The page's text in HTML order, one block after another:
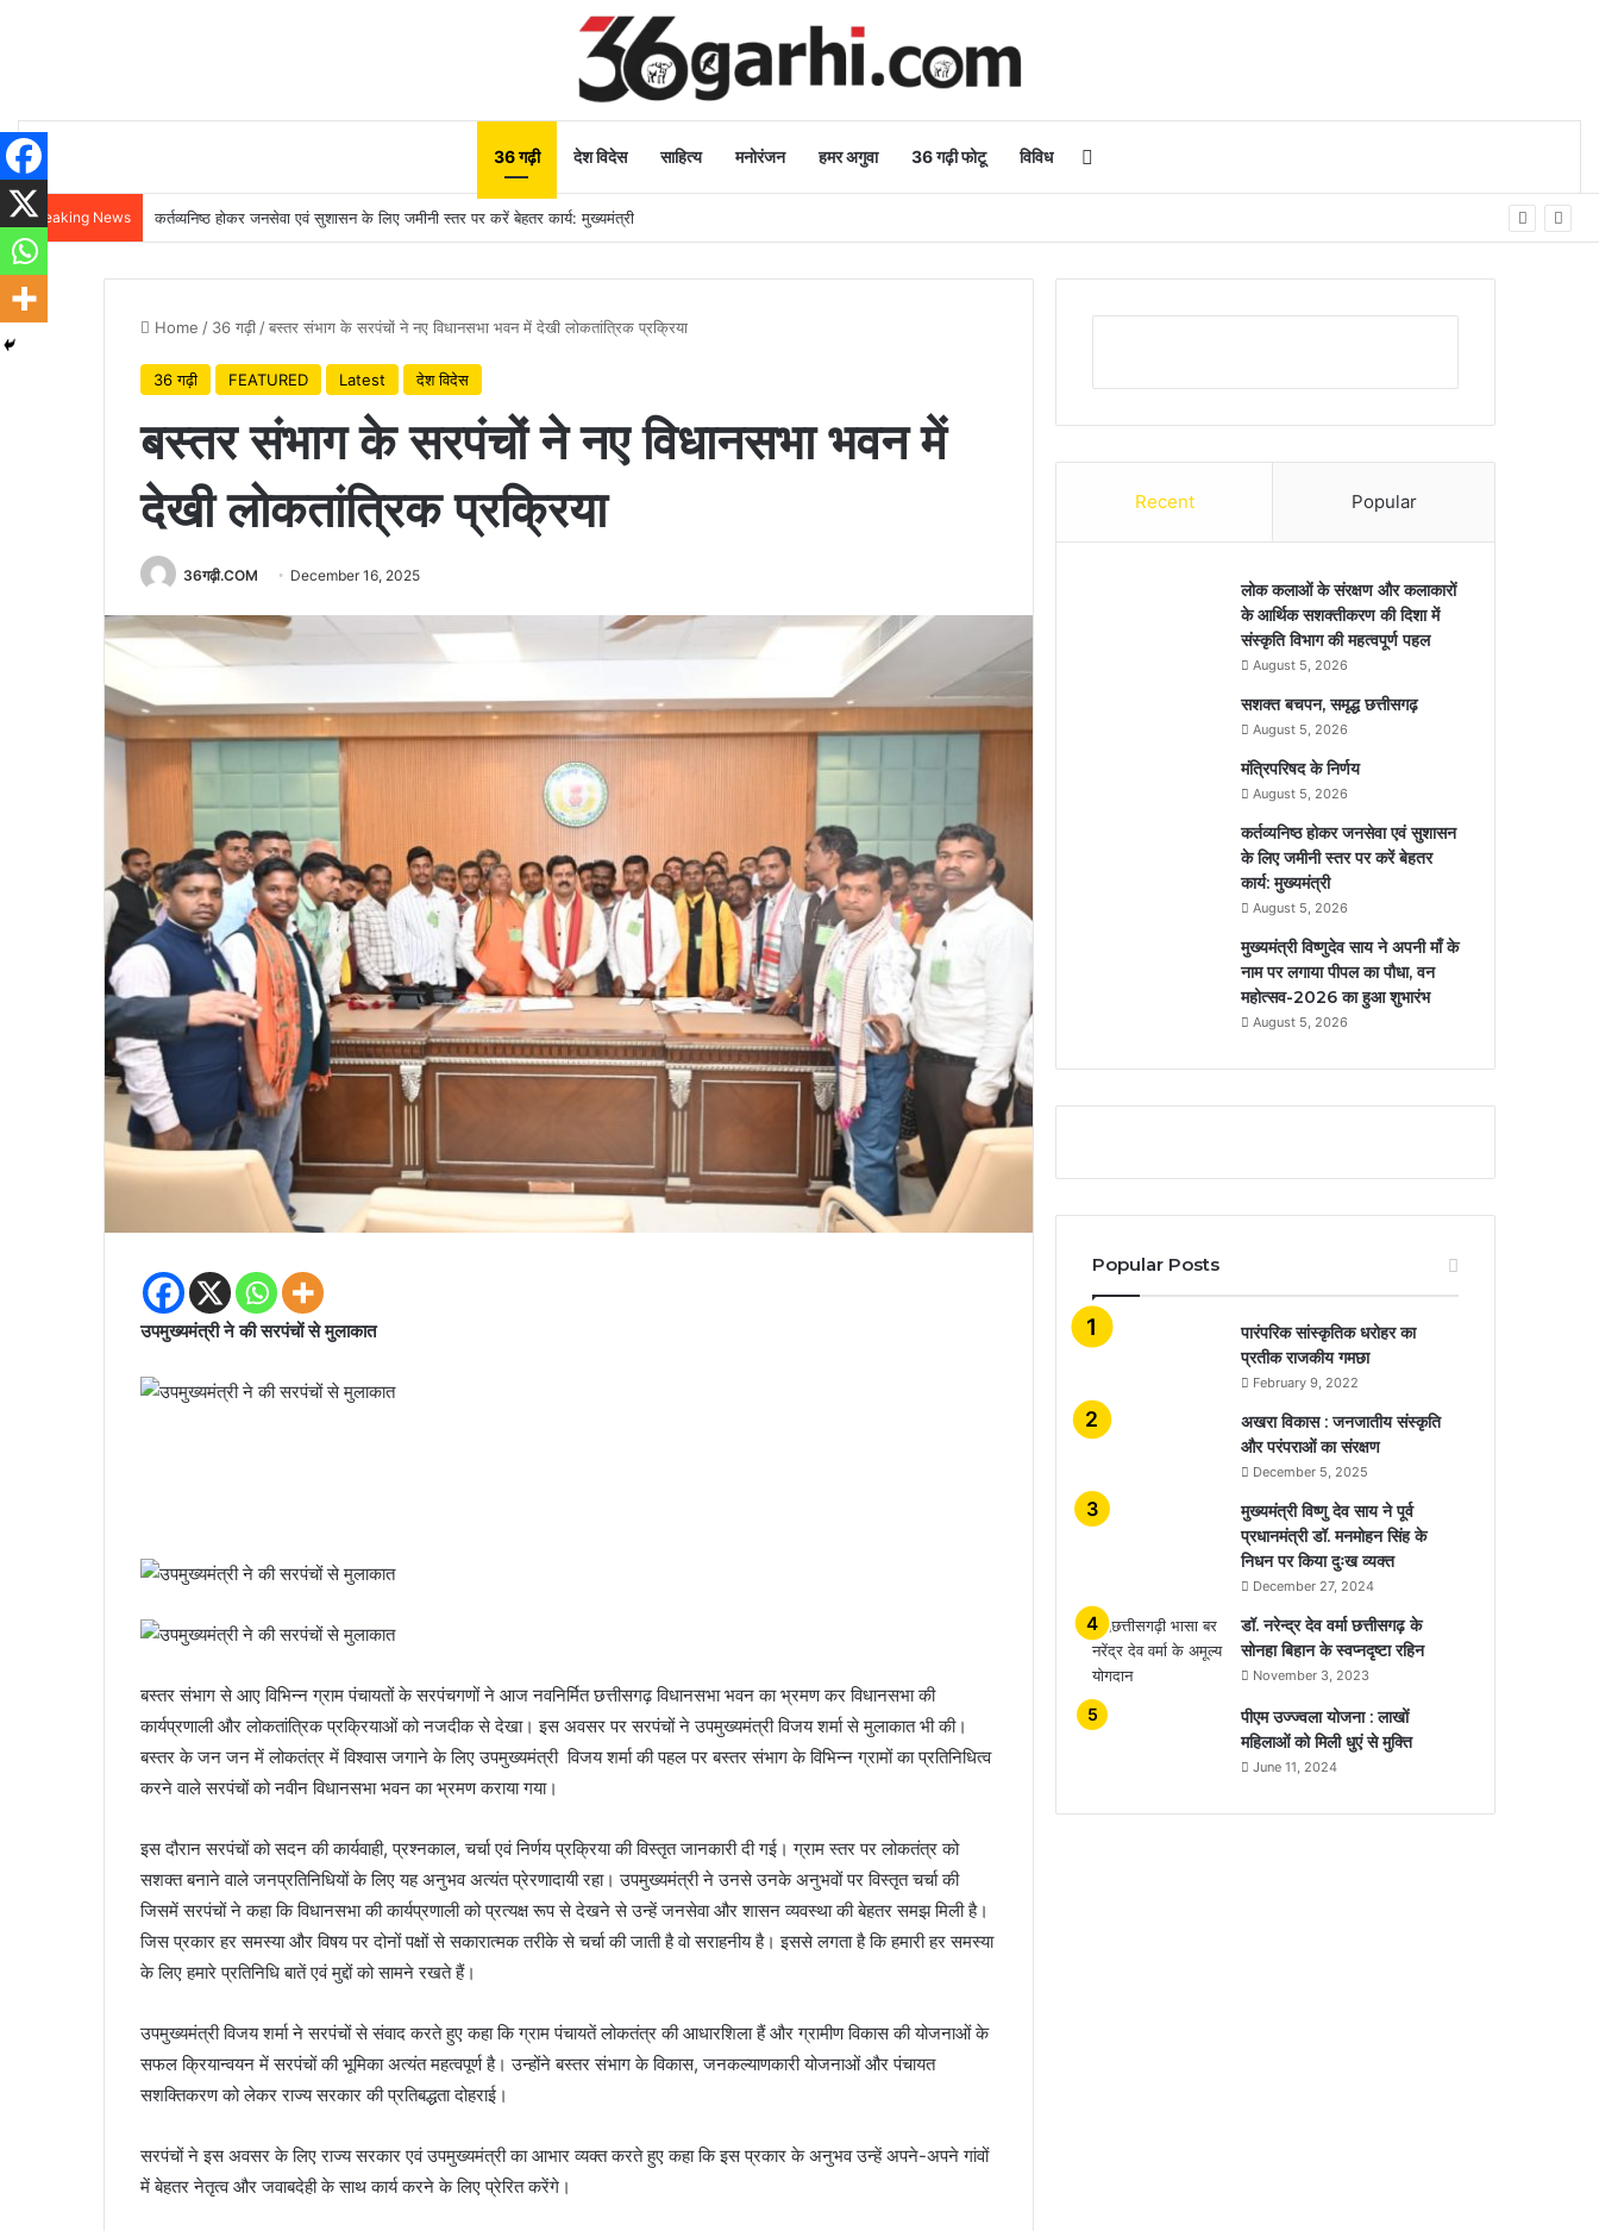
36 गढ़ी देश विदेस साहित्य मनोरंजन हमर अगुवा 36 गढ़ी फोटू विविध
Breaking News कर्तव्यनिष्ठ होकर जनसेवा एवं सुशासन के लिए जमीनी स्तर पर करें बेहतर कार्य: मुख्यमंत्री
Home / 36 गढ़ी /बस्तर संभाग के सरपंचों ने नए विधानसभा भवन में देखी लोकतांत्रिक प्रक्रिया
36 गढ़ी FEATURED Latest देश विदेस
बस्तर संभाग के सरपंचों ने नए विधानसभा भवन में
देखी लोकतांत्रिक प्रक्रिया
36गढ़ी.COM December 16, 2025
उपमुख्यमंत्री ने की सरपंचों से मुलाकात
बस्तर संभाग से आए विभिन्न ग्राम पंचायतों के सरपंचगणों ने आज नवनिर्मित छत्तीसगढ़ विधानसभा भवन का भ्रमण कर विधानसभा की
कार्यप्रणाली और लोकतांत्रिक प्रक्रियाओं को नजदीक से देखा। इस अवसर पर सरपंचों ने उपमुख्यमंत्री विजय शर्मा से मुलाकात भी की।
बस्तर के जन जन में लोकतंत्र में विश्वास जगाने के लिए उपमुख्यमंत्री विजय शर्मा की पहल पर बस्तर संभाग के विभिन्न ग्रामों का प्रतिनिधित्व
करने वाले सरपंचों को नवीन विधानसभा भवन का भ्रमण कराया गया।
इस दौरान सरपंचों को सदन की कार्यवाही, प्रश्नकाल, चर्चा एवं निर्णय प्रक्रिया की विस्तृत जानकारी दी गई। ग्राम स्तर पर लोकतंत्र को
सशक्त बनाने वाले जनप्रतिनिधियों के लिए यह अनुभव अत्यंत प्रेरणादायी रहा। उपमुख्यमंत्री ने उनसे उनके अनुभवों पर विस्तृत चर्चा की
जिसमें सरपंचों ने कहा कि विधानसभा की कार्यप्रणाली को प्रत्यक्ष रूप से देखने से उन्हें जनसेवा और शासन व्यवस्था की बेहतर समझ मिली है।
जिस प्रकार हर समस्या और विषय पर दोनों पक्षों से सकारात्मक तरीके से चर्चा की जाती है वो सराहनीय है। इससे लगता है कि हमारी हर समस्या
के लिए हमारे प्रतिनिधि बातें एवं मुद्दों को सामने रखते हैं।
उपमुख्यमंत्री विजय शर्मा ने सरपंचों से संवाद करते हुए कहा कि ग्राम पंचायतें लोकतंत्र की आधारशिला हैं और ग्रामीण विकास की योजनाओं के
सफल क्रियान्वयन में सरपंचों की भूमिका अत्यंत महत्वपूर्ण है। उन्होंने बस्तर संभाग के विकास, जनकल्याणकारी योजनाओं और पंचायत
सशक्तिकरण को लेकर राज्य सरकार की प्रतिबद्धता दोहराई।
सरपंचों ने इस अवसर के लिए राज्य सरकार एवं उपमुख्यमंत्री का आभार व्यक्त करते हुए कहा कि इस प्रकार के अनुभव उन्हें अपने-अपने गांवों
में बेहतर नेतृत्व और जवाबदेही के साथ कार्य करने के लिए प्रेरित करेंगे।
Recent Popular
लोक कलाओं के संरक्षण और कलाकारों
के आर्थिक सशक्तीकरण की दिशा में
संस्कृति विभाग की महत्वपूर्ण पहल
August 5, 2026
सशक्त बचपन, समृद्ध छत्तीसगढ़
August 5, 2026
मंत्रिपरिषद के निर्णय
August 5, 2026
कर्तव्यनिष्ठ होकर जनसेवा एवं सुशासन
के लिए जमीनी स्तर पर करें बेहतर
कार्य: मुख्यमंत्री
August 5, 2026
मुख्यमंत्री विष्णुदेव साय ने अपनी माँ के
नाम पर लगाया पीपल का पौधा, वन
महोत्सव-2026 का हुआ शुभारंभ
August 5, 2026
Popular Posts
​​​​​​​पारंपरिक सांस्कृतिक धरोहर का
प्रतीक राजकीय गमछा
February 9, 2022
अखरा विकास : जनजातीय संस्कृति
और परंपराओं का संरक्षण
December 5, 2025
मुख्यमंत्री विष्णु देव साय ने पूर्व
प्रधानमंत्री डॉ. मनमोहन सिंह के
निधन पर किया दुःख व्यक्त
December 27, 2024
डॉ. नरेन्द्र देव वर्मा छत्तीसगढ़ के
सोनहा बिहान के स्वप्नदृष्टा रहिन
November 3, 2023
पीएम उज्ज्वला योजना : लाखों
महिलाओं को मिली धुएं से मुक्ति
June 11, 2024